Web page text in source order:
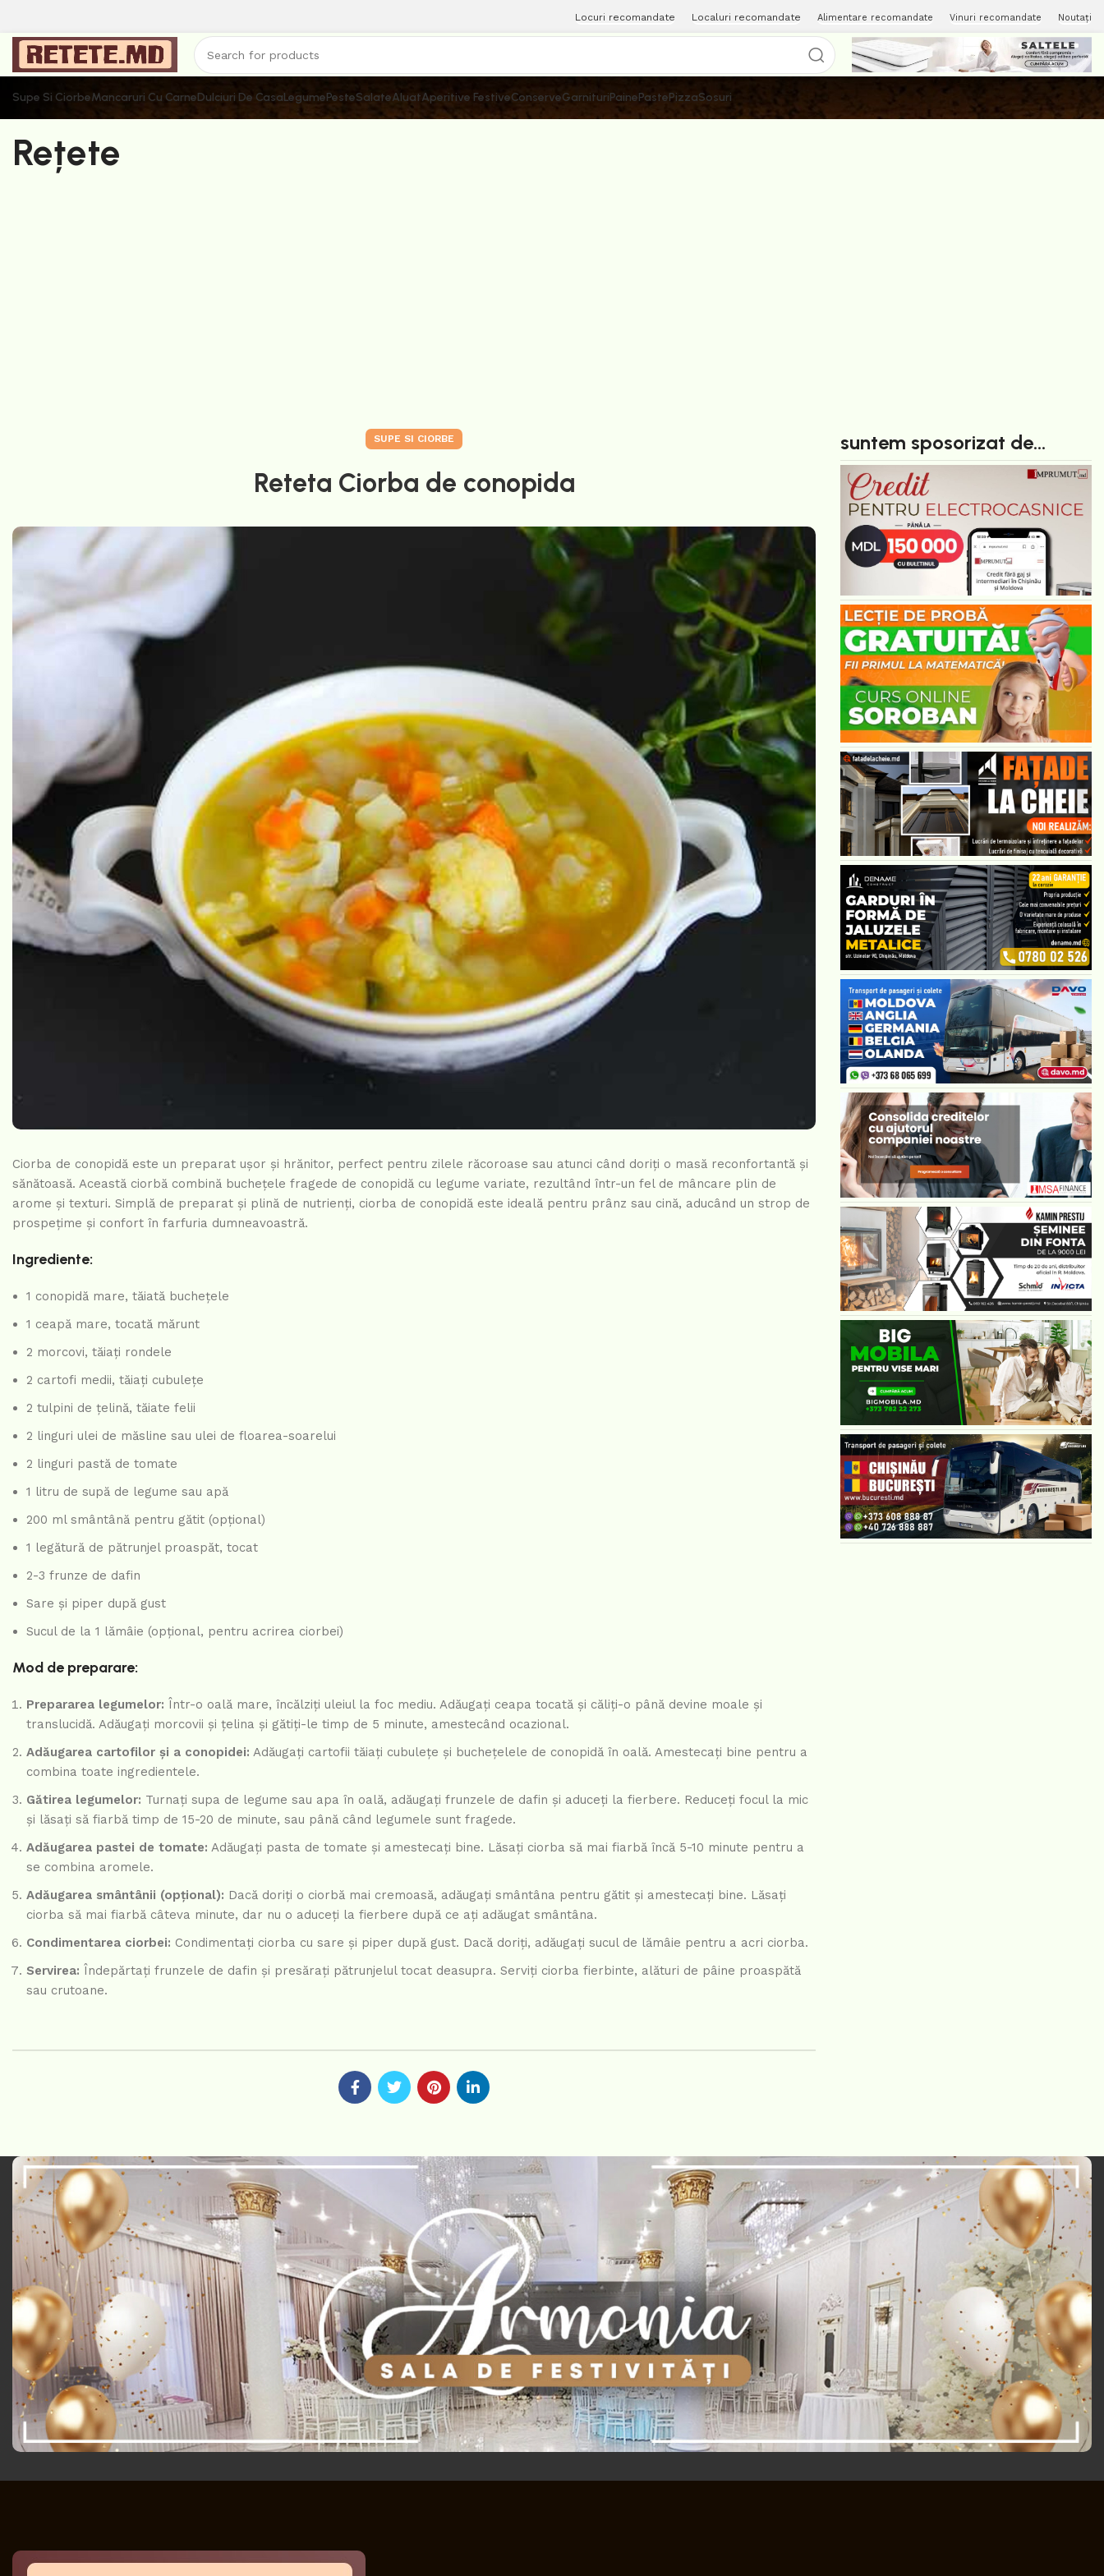
Locuri recomandate Localuri recomandate Alimentare recomandate Vinuri recomandate Noutați
Supe Si CiorbeMancaruri Cu CarneDulciuri De CasaLegumePesteSalateAluatAperitive FestiveConserveGarnituriPainePastePizzaSosuri
Rețete
SUPE SI CIORBE
Reteta Ciorba de conopida
Ciorba de conopidă este un preparat ușor și hrănitor, perfect pentru zilele răcoroase sau atunci când doriți o masă reconfortantă și
sănătoasă. Această ciorbă combină buchețele fragede de conopidă cu legume variate, rezultând într-un fel de mâncare plin de
arome și texturi. Simplă de preparat și plină de nutrienți, ciorba de conopidă este ideală pentru prânz sau cină, aducând un strop de
prospețime și confort în farfuria dumneavoastră.
Ingrediente:
1 conopidă mare, tăiată buchețele
1 ceapă mare, tocată mărunt
2 morcovi, tăiați rondele
2 cartofi medii, tăiați cubulețe
2 tulpini de țelină, tăiate felii
2 linguri ulei de măsline sau ulei de floarea-soarelui
2 linguri pastă de tomate
1 litru de supă de legume sau apă
200 ml smântână pentru gătit (opțional)
1 legătură de pătrunjel proaspăt, tocat
2-3 frunze de dafin
Sare și piper după gust
Sucul de la 1 lămâie (opțional, pentru acrirea ciorbei)
Mod de preparare:
Prepararea legumelor: Într-o oală mare, încălziți uleiul la foc mediu. Adăugați ceapa tocată și căliți-o până devine moale și
translucidă. Adăugați morcovii și țelina și gătiți-le timp de 5 minute, amestecând ocazional.
Adăugarea cartofilor și a conopidei: Adăugați cartofii tăiați cubulețe și buchețelele de conopidă în oală. Amestecați bine pentru a
combina toate ingredientele.
Gătirea legumelor: Turnați supa de legume sau apa în oală, adăugați frunzele de dafin și aduceți la fierbere. Reduceți focul la mic
și lăsați să fiarbă timp de 15-20 de minute, sau până când legumele sunt fragede.
Adăugarea pastei de tomate: Adăugați pasta de tomate și amestecați bine. Lăsați ciorba să mai fiarbă încă 5-10 minute pentru a
se combina aromele.
Adăugarea smântânii (opțional): Dacă doriți o ciorbă mai cremoasă, adăugați smântâna pentru gătit și amestecați bine. Lăsați
ciorba să mai fiarbă câteva minute, dar nu o aduceți la fierbere după ce ați adăugat smântâna.
Condimentarea ciorbei: Condimentați ciorba cu sare și piper după gust. Dacă doriți, adăugați sucul de lămâie pentru a acri ciorba.
Servirea: Îndepărtați frunzele de dafin și presărați pătrunjelul tocat deasupra. Serviți ciorba fierbinte, alături de pâine proaspătă
sau crutoane.
suntem sposorizat de...